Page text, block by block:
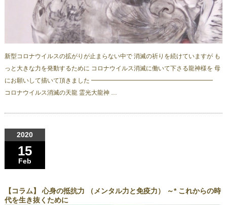
新型コロナウイルスの拡がりが止まらない中で 消滅の祈りを続けていますが も
っと大きな力を発動するために コロナウイルス消滅に働いて下さる龍神様を 母
にお願いして描いて頂きました ━━━━━━━━━━━━━━━━━━━━
コロナウイルス消滅の天龍 霊光大龍神 …
2020
15
Feb
【コラム】 心身の抵抗力 （メンタル力と免疫力） ～* これからの時
代を生き抜くために